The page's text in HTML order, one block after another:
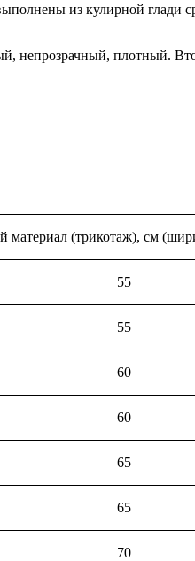
из кулирной глади
плотный.
материал (трикотаж), см
55
55
60
60
65
65
70